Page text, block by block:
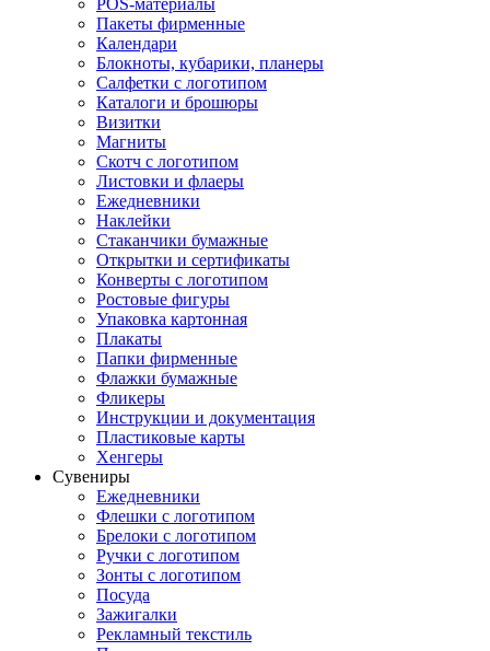
POS-материалы
Пакеты фирменные
Календари
Блокноты, кубарики, планеры
Салфетки с логотипом
Каталоги и брошюры
Визитки
Магниты
Скотч с логотипом
Листовки и флаеры
Ежедневники
Наклейки
Стаканчики бумажные
Открытки и сертификаты
Конверты с логотипом
Ростовые фигуры
Упаковка картонная
Плакаты
Папки фирменные
Флажки бумажные
Фликеры
Инструкции и документация
Пластиковые карты
Хенгеры
Сувениры
Ежедневники
Флешки с логотипом
Брелоки с логотипом
Ручки с логотипом
Зонты с логотипом
Посуда
Зажигалки
Рекламный текстиль